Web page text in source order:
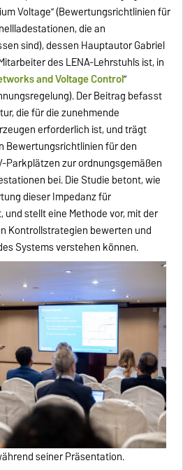
Voltage” (Bewertungsrichtlinien für
die an
sind), dessen Hauptautor Gabriel
des LENA-Lehrstuhls ist, in
and Voltage Control”
Der Beitrag befasst
die für die zunehmende
erforderlich ist, und trägt
Bewertungsrichtlinien für den
Parkplätzen zur ordnungsgemäßen
bei. Die Studie betont, wie
dieser Impedanz für
stellt eine Methode vor, mit der
Kontrollstrategien bewerten und
Systems verstehen können.
seiner Präsentation.